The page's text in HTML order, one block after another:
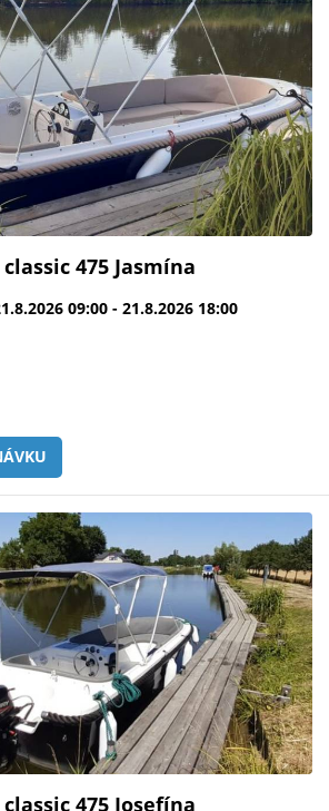
475 Jasmína
09:00 - 21.8.2026 18:00
475 Josefína